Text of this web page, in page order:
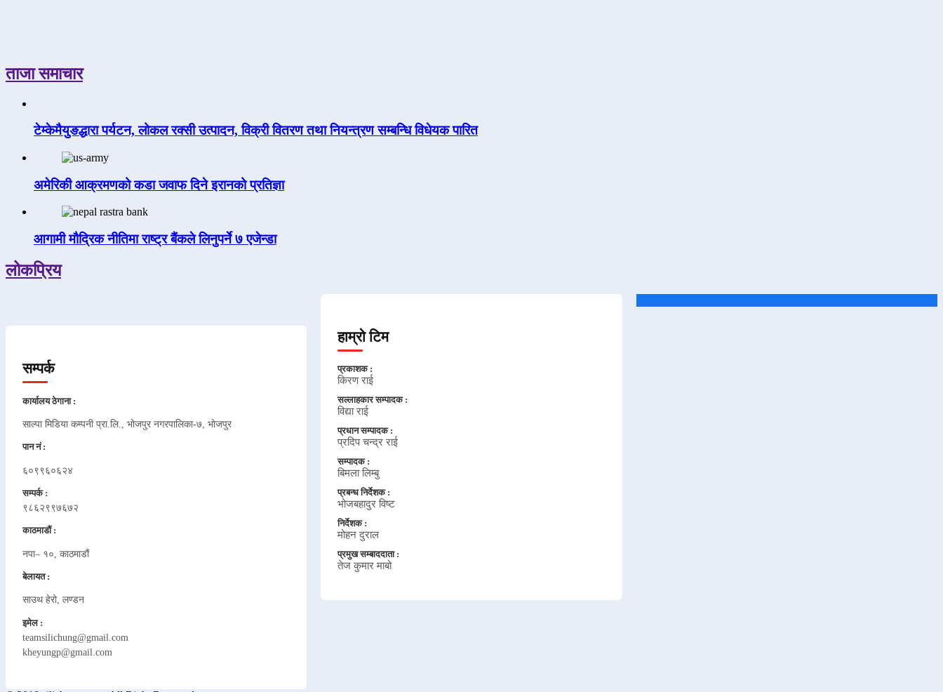
ताजा समाचार
टेम्केमैयुङद्धारा पर्यटन, लोकल रक्सी उत्पादन, विक्री वितरण तथा नियन्त्रण सम्बन्धि विधेयक पारित
अमेरिकी आक्रमणको कडा जवाफ दिने इरानको प्रतिज्ञा
आगामी मौद्रिक नीतिमा राष्ट्र बैंकले लिनुपर्ने ७ एजेन्डा
लोकप्रिय
सम्पर्क
कार्यालय ठेगाना :
साल्पा मिडिया कम्पनी प्रा.लि., भोजपुर नगरपालिका-७, भोजपुर
पान नं :
६०९९६०६२४
सम्पर्क :
९८६२९९७६७२
काठमाडौं :
नपा– १०, काठमाडौं
बेलायत :
साउथ हेरो, लण्डन
इमेल :
teamsilichung@gmail.com
kheyungp@gmail.com
हाम्रो टिम
प्रकाशक :
किरण राई
सल्लाहकार सम्पादक :
विद्या राई
प्रधान सम्पादक :
प्रदिप चन्द्र राई
सम्पादक :
बिमला लिम्बु
प्रबन्ध निर्देशक :
भोजबहादुर विष्ट
निर्देशक :
मोहन दुराल
प्रमुख सम्बाददाता :
तेज कुमार माबो